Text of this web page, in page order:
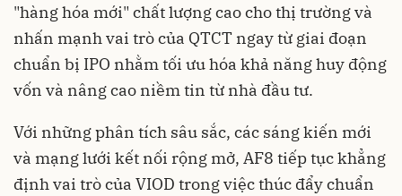
"hàng hóa mới" chất lượng cao cho thị trường và
nhấn mạnh vai trò của QTCT ngay từ giai đoạn
chuẩn bị IPO nhằm tối ưu hóa khả năng huy động
vốn và nâng cao niềm tin từ nhà đầu tư.
Với những phân tích sâu sắc, các sáng kiến mới
và mạng lưới kết nối rộng mở, AF8 tiếp tục khẳng
định vai trò của VIOD trong việc thúc đẩy chuẩn